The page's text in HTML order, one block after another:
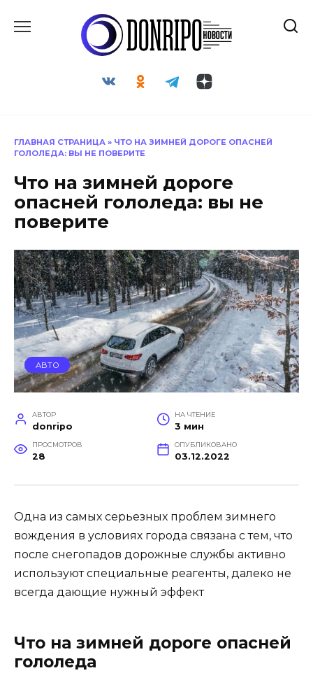
ГЛАВНАЯ СТРАНИЦА » ЧТО НА ЗИМНЕЙ ДОРОГЕ ОПАСНЕЙ
ГОЛОЛЕДА: ВЫ НЕ ПОВЕРИТЕ
Что на зимней дороге
опасней гололеда: вы не
поверите
АВТО
АВТОР
donripo
НА ЧТЕНИЕ
3 мин
ПРОСМОТРОВ
28
ОПУБЛИКОВАНО
03.12.2022
Одна из самых серьезных проблем зимнего
вождения в условиях города связана с тем, что
после снегопадов дорожные службы активно
используют специальные реагенты, далеко не
всегда дающие нужный эффект
Что на зимней дороге опасней
гололеда